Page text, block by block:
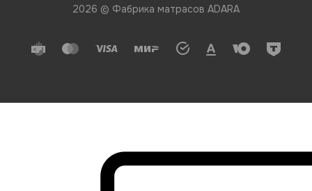
2026 © Фабрика матрасов ADARA